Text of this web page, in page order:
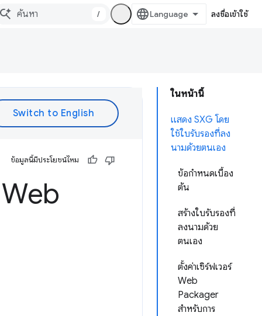
/ ลงชื่อเข้าใช้
ในหน้านี้
แสดง SXG โดย
ใช้ใบรับรองที่ลง
นามด้วยตนเอง
ข้อกำหนดเบื้อง
ต้น
สร้างใบรับรองที่
ลงนามด้วย
ตนเอง
ตั้งค่าเซิร์ฟเวอร์
Web
Packager
สำหรับการ
ข้อมูลนี้มีประโยชน์ไหม